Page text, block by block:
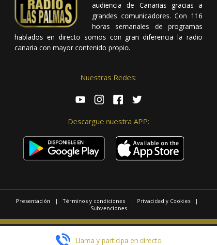
audiencia de Canarias gracias a
grandes comunicadores. Con 116
horas semanales de programas
hablados en directo somos con gran diferencia la radio
canaria con mayor contenido propio.
Nuestras Redes:
Descargue nuestra APP:
Presentación | Términos y condiciones | Privacidad y Cookies |
Subvenciones
Llama y participa en directo